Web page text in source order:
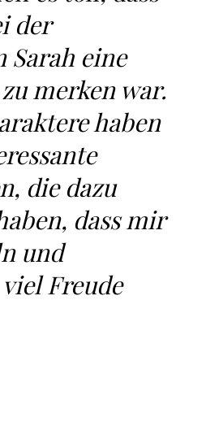
der
Sarah eine
merken war.
haben
die dazu
dass mir
und
Freude